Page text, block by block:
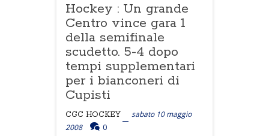
Hockey : Un grande
Centro vince gara 1
della semifinale
scudetto. 5-4 dopo
tempi supplementari
per i bianconeri di
Cupisti
CGC HOCKEY
sabato 10 maggio
2008
0